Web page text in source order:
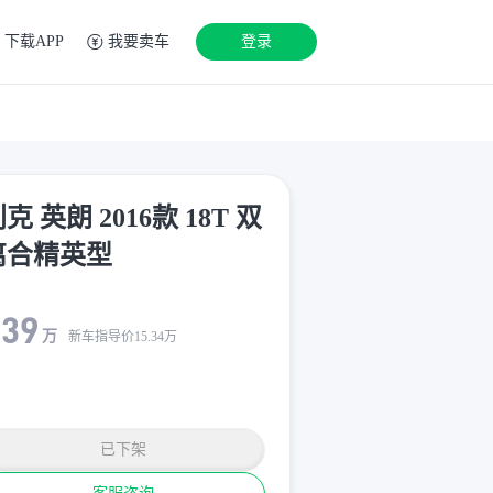
下载APP 我要卖车 登录
克 英朗 2016款 18T 双
合精英型
万 新车指导价15.34万
已下架